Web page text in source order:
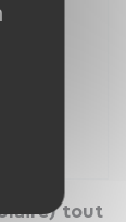
tout